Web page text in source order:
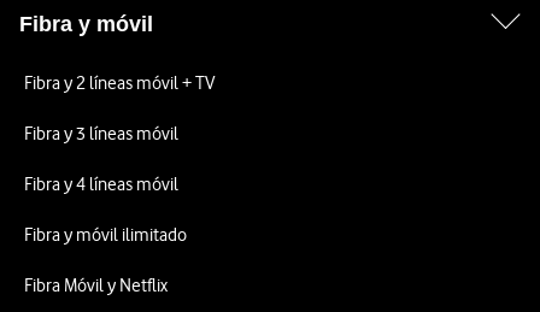
Fibra y móvil
Fibra y 2 líneas móvil + TV
Fibra y 3 líneas móvil
Fibra y 4 líneas móvil
Fibra y móvil ilimitado
Fibra Móvil y Netflix